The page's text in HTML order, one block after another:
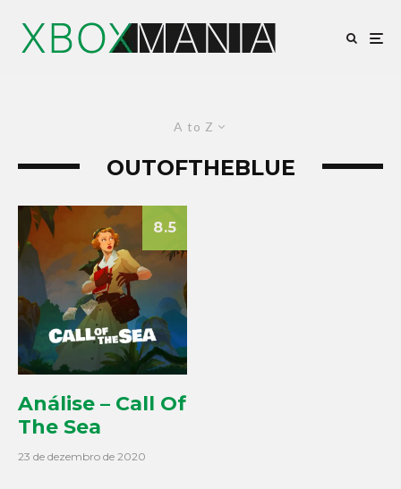
A to Z
OUTOFTHEBLUE
8.5
Análise – Call Of
The Sea
23 de dezembro de 2020